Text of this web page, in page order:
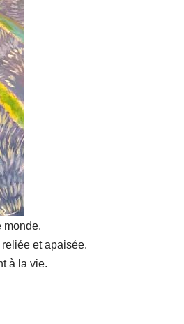
monde.
et apaisée.
à la vie.